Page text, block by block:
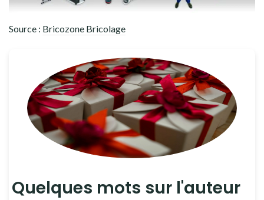
Source : Bricozone Bricolage
Quelques mots sur l'auteur